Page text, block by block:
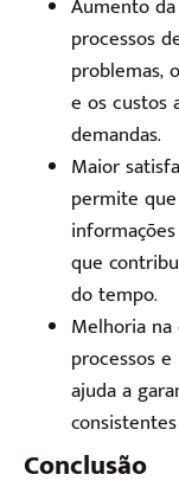
Aumento
processos
problemas,
e os custos
demandas.
Maior
permite
que
do tempo.
Melhoria
processos
ajuda a
Conclusão